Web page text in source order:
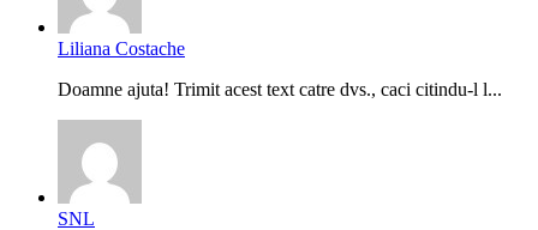
Liliana Costache
Doamne ajuta! Trimit acest text catre dvs., caci citindu-l l...
SNL